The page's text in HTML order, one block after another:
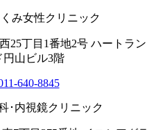
み女性クリニック
25丁目1番地2号 ハートラン
円山ビル3階
640-8845
･内視鏡クリニック